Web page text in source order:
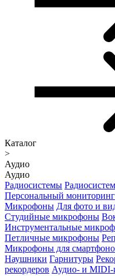
Каталог
>
Аудио
Аудио
Радиосистемы
Персональный мониторинг
Микрофоны Для фото и
Студийные микрофоны
Инструментальные
Петличные микрофоны
Микрофоны для
Наушники Гарнитуры
рекордеров Аудио- и MIDI-